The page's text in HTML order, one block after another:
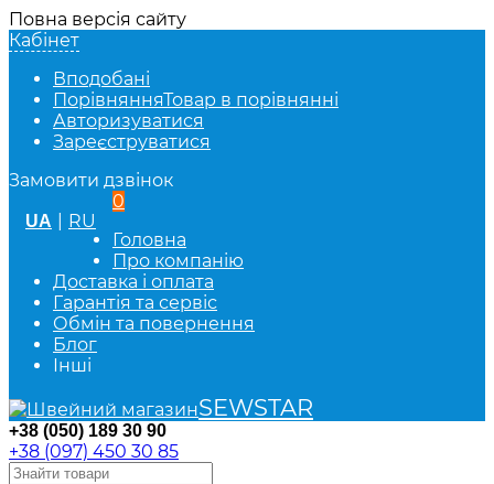
Повна версія сайту
Кабінет
Вподобані
ПорівнянняТовар в порівнянні
Авторизуватися
Зареєструватися
Замовити дзвінок
UA RU
0
Головна
Про компанію
Доставка і оплата
Гарантія та сервіс
Обмін та повернення
Блог
Інші
SEWSTAR
+38 (050) 189 30 90
+38 (097) 450 30 85